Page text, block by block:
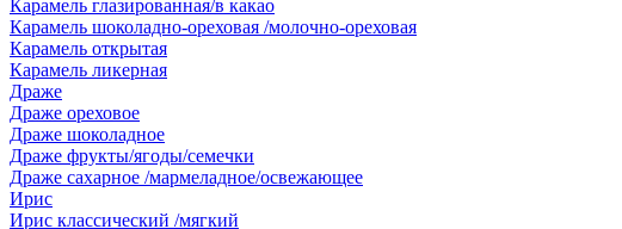
Карамель глазированная/в какао
Карамель шоколадно-ореховая /молочно-ореховая
Карамель открытая
Карамель ликерная
Драже
Драже ореховое
Драже шоколадное
Драже фрукты/ягоды/семечки
Драже сахарное /мармеладное/освежающее
Ирис
Ирис классический /мягкий